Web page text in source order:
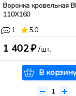
Воронка кровельная
110Х160
1
5.0
1 402 ₽/шт.
В